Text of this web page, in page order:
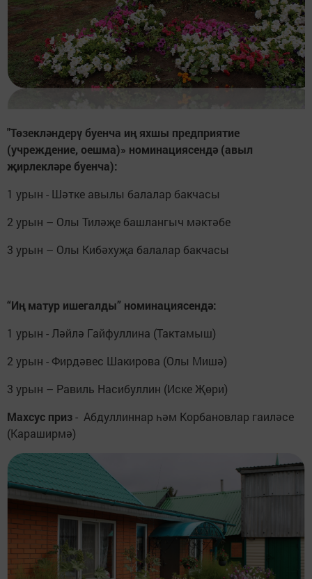
"Төзекләндерү буенча иң яхшы предприятие
(учреждение, оешма)» номинациясендә (авыл
җирлекләре буенча):
1 урын - Шәтке авылы балалар бакчасы
2 урын – Олы Тиләҗе башлангыч мәктәбе
3 урын – Олы Кибәхуҗа балалар бакчасы
“Иң матур ишегалды” номинациясендә:
1 урын - Ләйлә Гайфуллина (Тактамыш)
2 урын - Фирдәвес Шакирова (Олы Мишә)
3 урын – Равиль Насибуллин (Иске Җөри)
Махсус приз- Абдуллиннар һәм Корбановлар гаиләсе
(Караширмә)